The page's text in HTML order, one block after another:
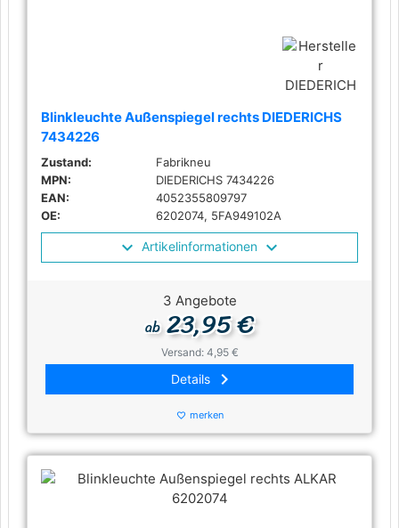
Blinkleuchte Außenspiegel rechts DIEDERICHS
7434226
Zustand:
Fabrikneu
MPN:
DIEDERICHS 7434226
EAN:
4052355809797
OE:
6202074, 5FA949102A
Artikelinformationen
3 Angebote
ab23,95 €
Versand: 4,95 €
Details keyboard_arrow_right
favorite_border merken